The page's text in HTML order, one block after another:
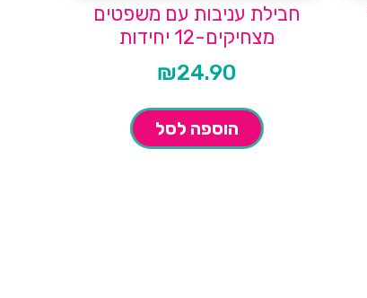
חבילת עניבות עם משפטים
מצחיקים-12 יחידות
₪24.90
הוספה לסל